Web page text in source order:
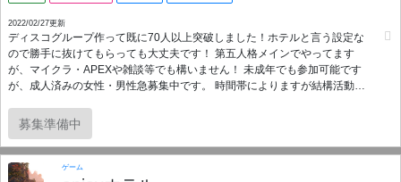
2022/02/27更新
ディスコグループ作って既に70人以上突破しました！ホテルと言う設定な
ので勝手に抜けてもらっても大丈夫です！ 第五人格メインでやってます
が、マイクラ・APEXや雑談等でも構いません！ 未成年でも参加可能です
が、成人済みの女性・男性急募集中です。 時間帯によりますが結構活動し
らえれば大丈夫です。 ※荒らし行為はご遠慮ください！ ※招待する前に性
別を聞いて招待します。(先に性別が分かり次第招待します) ※ほぼ自由なグ
ループです。 ※イン率高めでなんでもいいので募集かける人募集中！気に
なった方是非申請ください！
募集準備中
ゲーム